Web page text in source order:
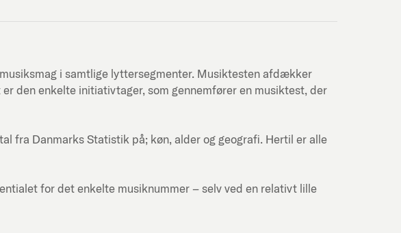
i samtlige lyttersegmenter. Musiktesten afdækker
er den enkelte initiativtager, som gennemfører en musiktest, der
fra Danmarks Statistik på; køn, alder og geografi. Hertil er alle
for det enkelte musiknummer – selv ved en relativt lille